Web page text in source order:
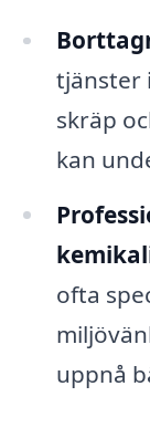
tjänster
skräp
kan
ofta
uppnå